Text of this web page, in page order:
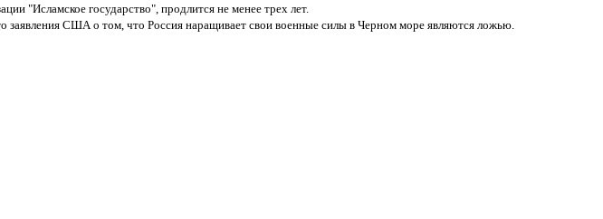
"Исламское государство", продлится не менее трех лет.
заявления США о том, что Россия наращивает свои военные силы в Черном море являются ложью.